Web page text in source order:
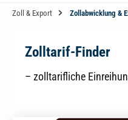
Zoll & Export Zollabwicklung &
Zolltarif-Finder
– zolltarifliche